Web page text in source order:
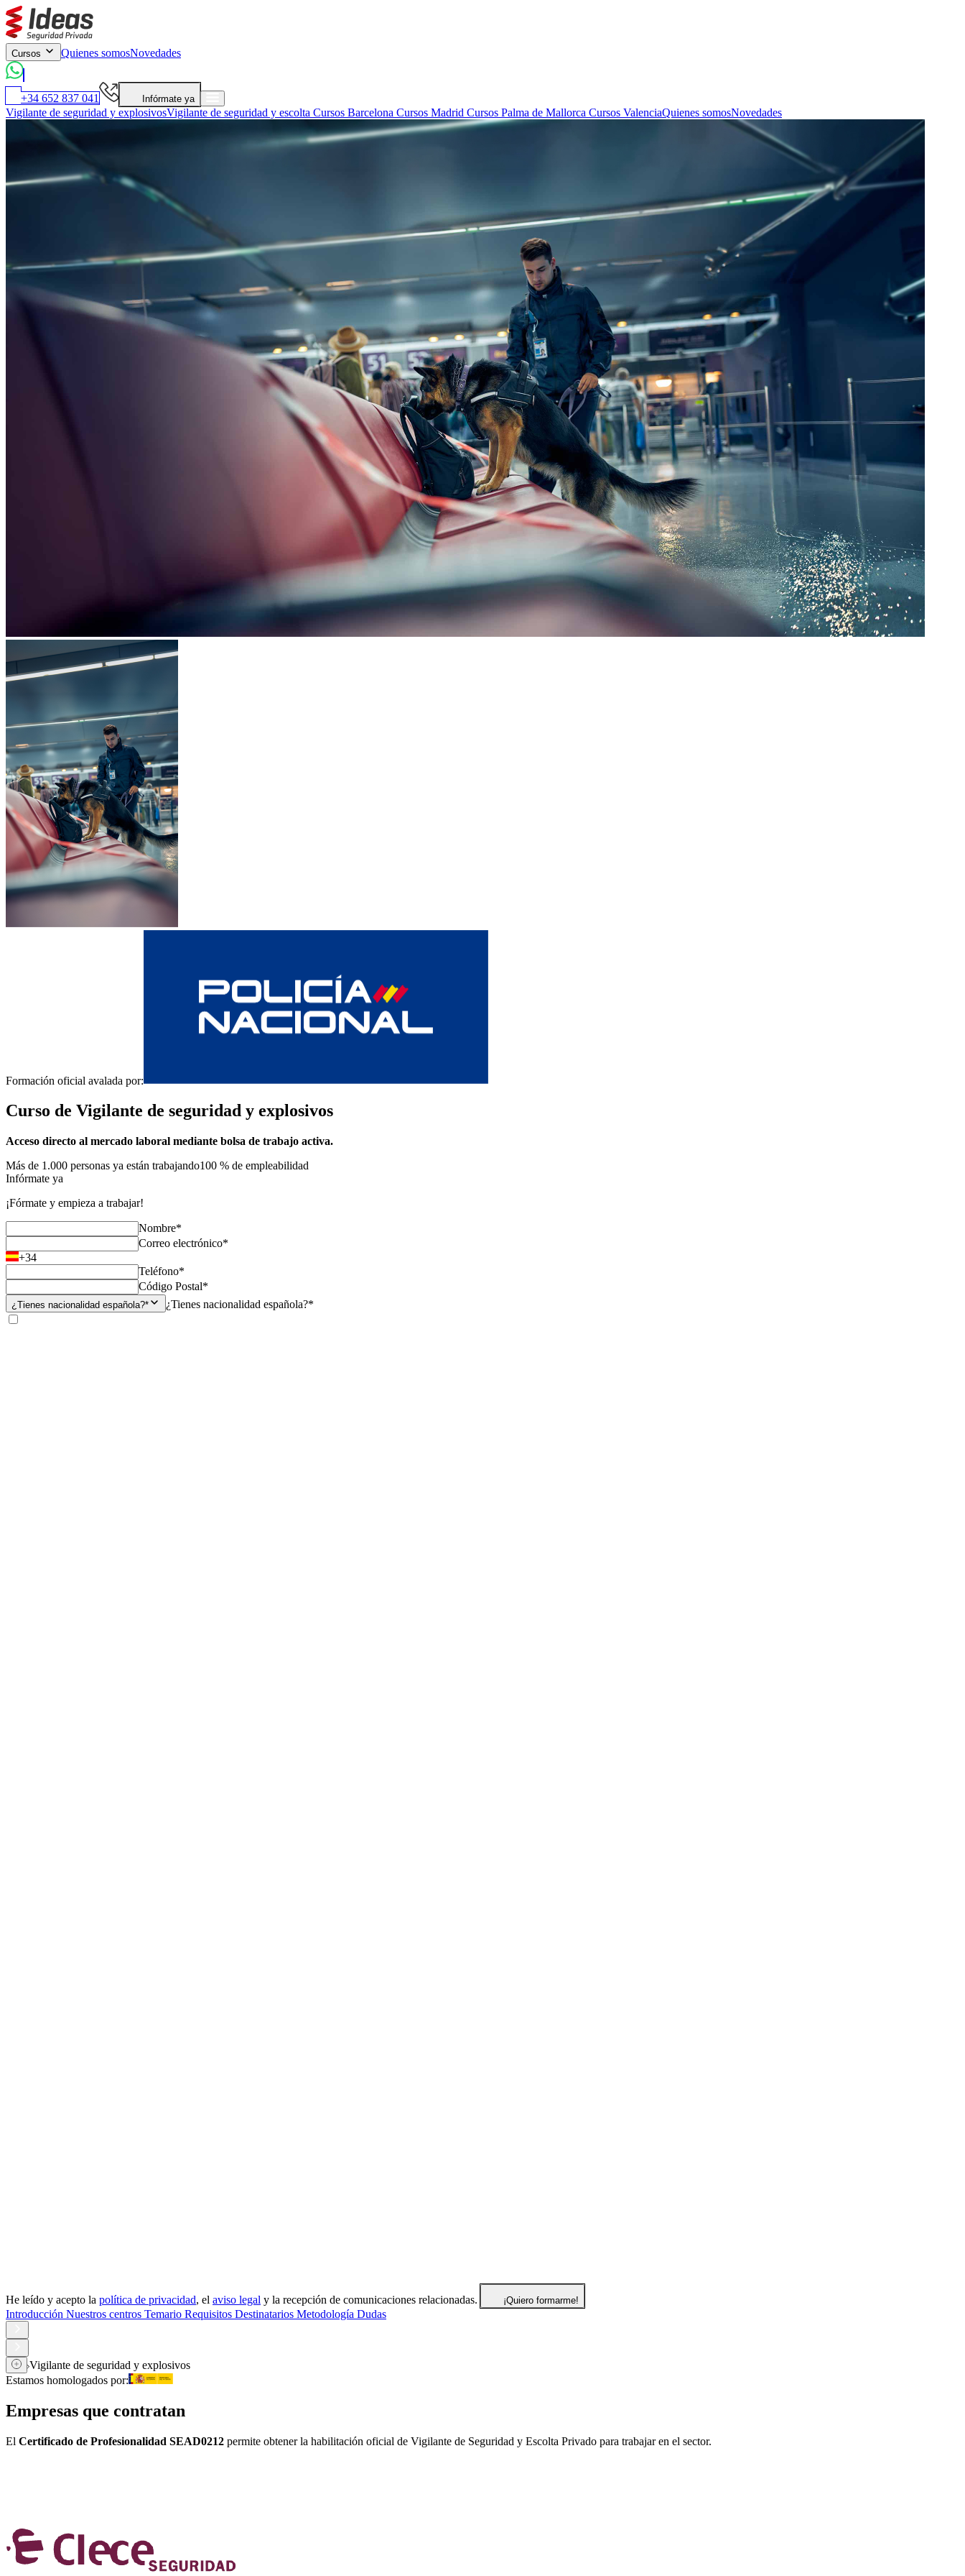
Cursos Quienes somosNovedades
+34 652 837 041 Infórmate ya
Vigilante de seguridad y explosivosVigilante de seguridad y escolta Cursos Barcelona Cursos Madrid Cursos Palma de Mallorca Cursos ValenciaQuienes somosNovedades
Formación oficial avalada por:
Curso de Vigilante de seguridad y explosivos
Acceso directo al mercado laboral mediante bolsa de trabajo activa.
Más de 1.000 personas ya están trabajando100 % de empleabilidad
Infórmate ya
¡Fórmate y empieza a trabajar!
Nombre*
Correo electrónico*
+34
Teléfono*
Código Postal*
¿Tienes nacionalidad española?* ¿Tienes nacionalidad española?*
He leído y acepto la política de privacidad, el aviso legal y la recepción de comunicaciones relacionadas. ¡Quiero formarme!
Introducción Nuestros centros Temario Requisitos Destinatarios Metodología Dudas
Vigilante de seguridad y explosivos
Estamos homologados por:
Empresas que contratan
El Certificado de Profesionalidad SEAD0212 permite obtener la habilitación oficial de Vigilante de Seguridad y Escolta Privado para trabajar en el sector.